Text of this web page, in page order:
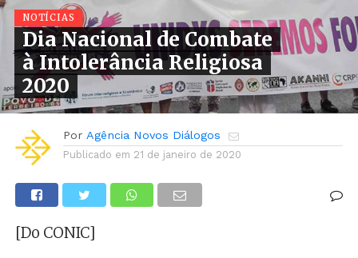
NOTÍCIAS
Dia Nacional de Combate
à Intolerância Religiosa
2020
Por Agência Novos Diálogos
Publicado em 21 de janeiro de 2020
[Do CONIC]